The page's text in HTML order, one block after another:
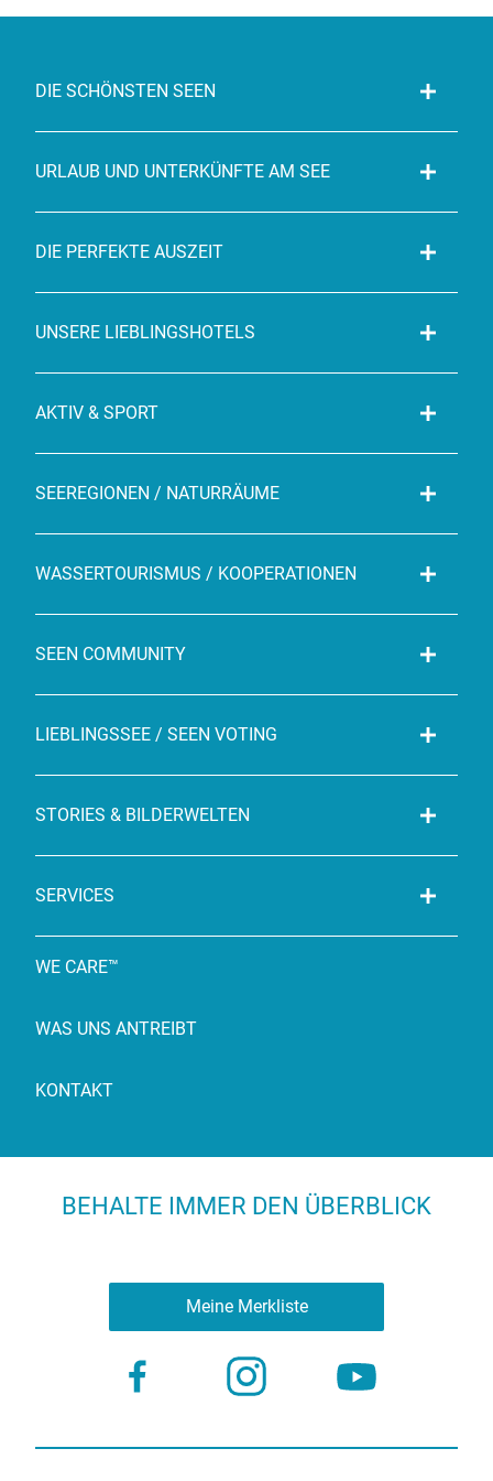
DIE SCHÖNSTEN SEEN
URLAUB UND UNTERKÜNFTE AM SEE
DIE PERFEKTE AUSZEIT
UNSERE LIEBLINGSHOTELS
AKTIV & SPORT
SEEREGIONEN / NATURRÄUME
WASSERTOURISMUS / KOOPERATIONEN
SEEN COMMUNITY
LIEBLINGSSEE / SEEN VOTING
STORIES & BILDERWELTEN
SERVICES
WE CARE™
WAS UNS ANTREIBT
KONTAKT
BEHALTE IMMER DEN ÜBERBLICK
Meine Merkliste